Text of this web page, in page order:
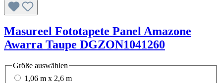
Masureel Fototapete Panel Amazone
Awarra Taupe DGZON1041260
Größe auswählen
1,06 m x 2,6 m